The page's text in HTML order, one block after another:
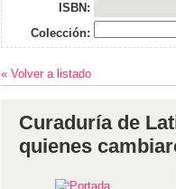
ISBN:
Colección:
« Volver a listado
Curaduría de
quienes